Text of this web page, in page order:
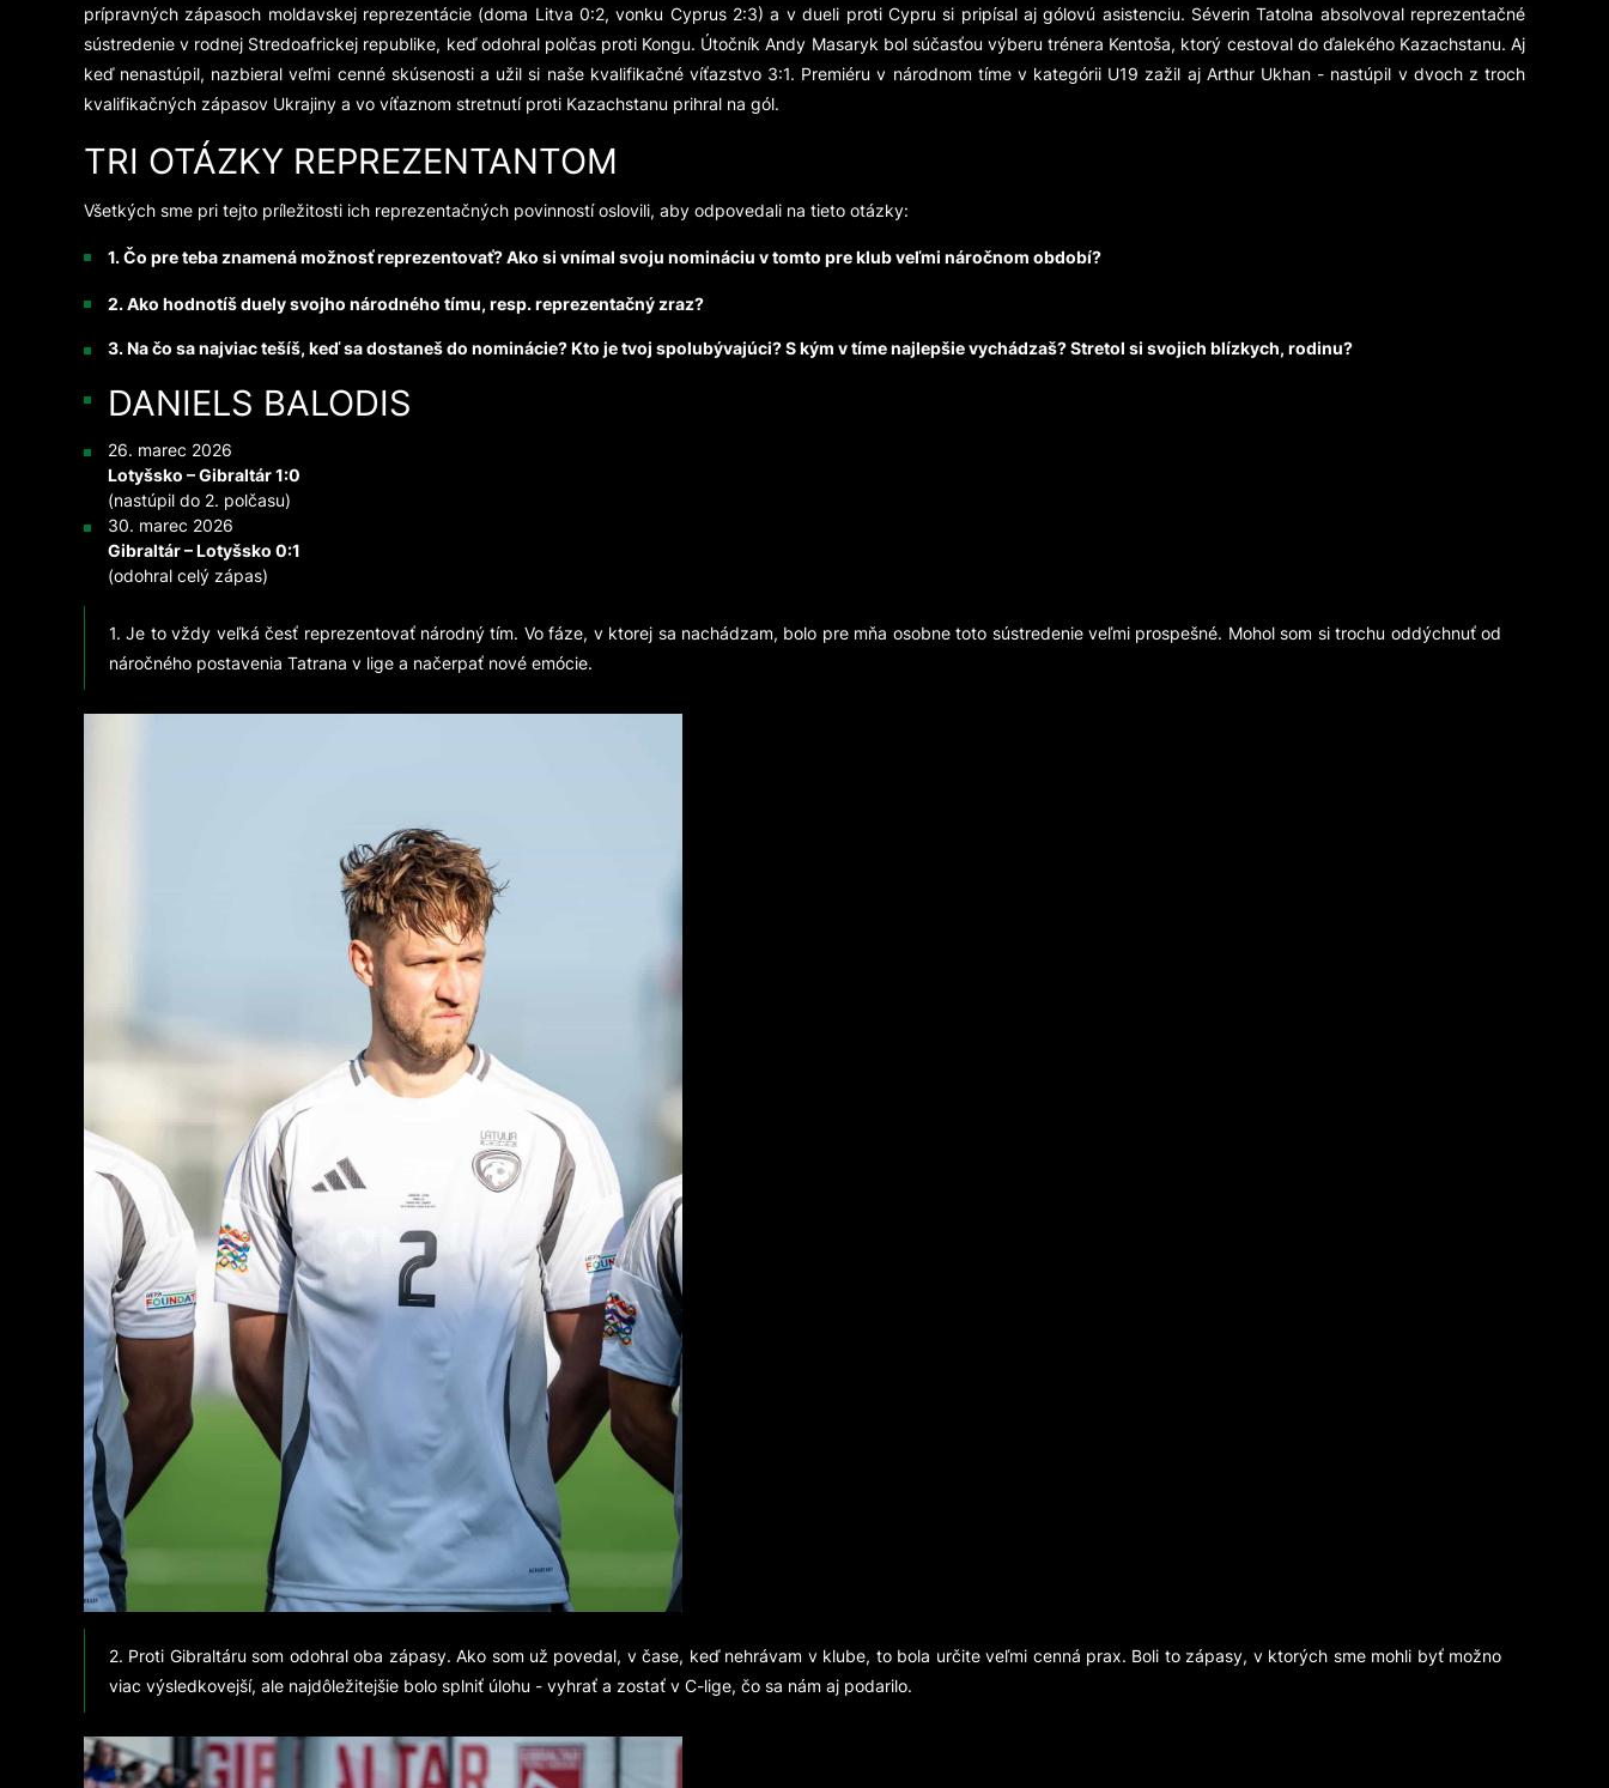
prípravných zápasoch moldavskej reprezentácie (doma Litva 0:2, vonku Cyprus 2:3) a v dueli proti Cypru si pripísal aj gólovú asistenciu. Séverin Tatolna absolvoval reprezentačné
sústredenie v rodnej Stredoafrickej republike, keď odohral polčas proti Kongu. Útočník Andy Masaryk bol súčasťou výberu trénera Kentoša, ktorý cestoval do ďalekého Kazachstanu. Aj
keď nenastúpil, nazbieral veľmi cenné skúsenosti a užil si naše kvalifikačné víťazstvo 3:1. Premiéru v národnom tíme v kategórii U19 zažil aj Arthur Ukhan - nastúpil v dvoch z troch
kvalifikačných zápasov Ukrajiny a vo víťaznom stretnutí proti Kazachstanu prihral na gól.
TRI OTÁZKY REPREZENTANTOM
Všetkých sme pri tejto príležitosti ich reprezentačných povinností oslovili, aby odpovedali na tieto otázky:
1. Čo pre teba znamená možnosť reprezentovať? Ako si vnímal svoju nomináciu v tomto pre klub veľmi náročnom období?
2. Ako hodnotíš duely svojho národného tímu, resp. reprezentačný zraz?
3. Na čo sa najviac tešíš, keď sa dostaneš do nominácie? Kto je tvoj spolubývajúci? S kým v tíme najlepšie vychádzaš? Stretol si svojich blízkych, rodinu?
DANIELS BALODIS
26. marec 2026
Lotyšsko – Gibraltár 1:0
(nastúpil do 2. polčasu)
30. marec 2026
Gibraltár – Lotyšsko 0:1
(odohral celý zápas)
1. Je to vždy veľká česť reprezentovať národný tím. Vo fáze, v ktorej sa nachádzam, bolo pre mňa osobne toto sústredenie veľmi prospešné. Mohol som si trochu oddýchnuť od
náročného postavenia Tatrana v lige a načerpať nové emócie.
2. Proti Gibraltáru som odohral oba zápasy. Ako som už povedal, v čase, keď nehrávam v klube, to bola určite veľmi cenná prax. Boli to zápasy, v ktorých sme mohli byť možno
viac výsledkovejší, ale najdôležitejšie bolo splniť úlohu - vyhrať a zostať v C-lige, čo sa nám aj podarilo.